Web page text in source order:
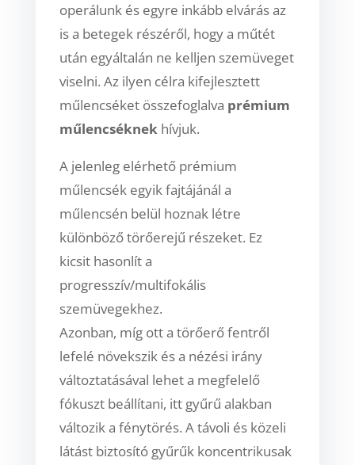
operálunk és egyre inkább elvárás az
is a betegek részéről, hogy a műtét
után egyáltalán ne kelljen szemüveget
viselni. Az ilyen célra kifejlesztett
műlencséket összefoglalva prémium
műlencséknekhívjuk.
A jelenleg elérhető prémium
műlencsék egyik fajtájánál a
műlencsén belül hoznak létre
különbözőtörőerejű részeket. Ez
kicsit hasonlít a
progresszív/multifokális
szemüvegekhez.
Azonban, míg otta törőerő fentről
lefelé növekszik és a nézési irány
változtatásával lehet a megfelelő
fókuszt beállítani, itt gyűrű alakban
változik a fénytörés. A távoli és közeli
látást biztosító gyűrűk koncentrikusak